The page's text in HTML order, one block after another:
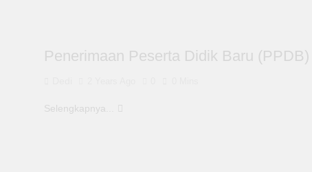
Penerimaan Peserta Didik Baru
Selengkapnya...